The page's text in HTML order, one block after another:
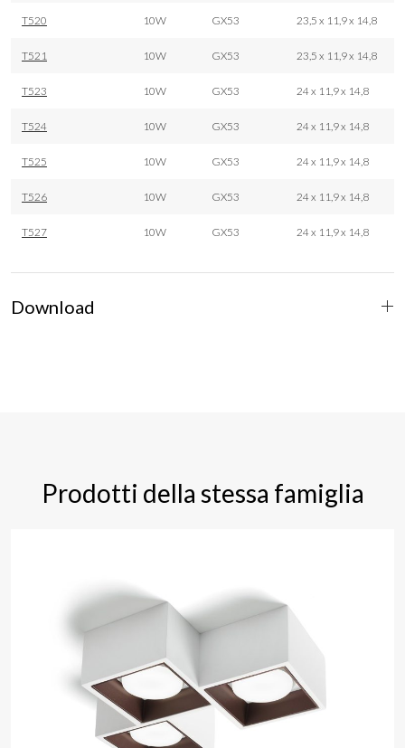
T520 10W GX53 23,5 x 11,9 x 14,8
T521 10W GX53 23,5 x 11,9 x 14,8
T523 10W GX53 24 x 11,9 x 14,8
T524 10W GX53 24 x 11,9 x 14,8
T525 10W GX53 24 x 11,9 x 14,8
T526 10W GX53 24 x 11,9 x 14,8
T527 10W GX53 24 x 11,9 x 14,8
Download
Prodotti della stessa famiglia